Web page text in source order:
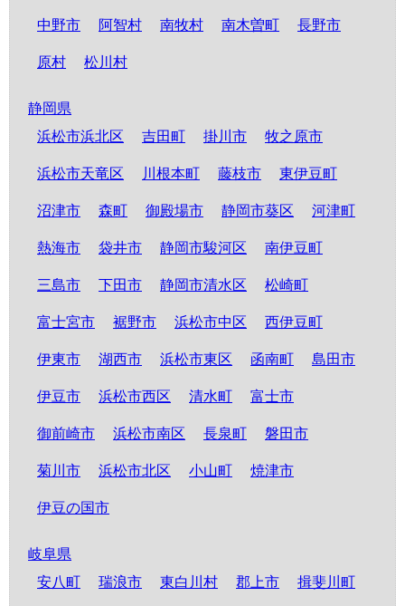
中野市 阿智村 南牧村 南木曽町 長野市
原村 松川村
静岡県
浜松市浜北区
吉田町 掛川市 牧之原市
浜松市天竜区 川根本町 藤枝市 東伊豆町
沼津市 森町 御殿場市 静岡市葵区 河津町
熱海市 袋井市 静岡市駿河区 南伊豆町
三島市 下田市 静岡市清水区 松崎町
富士宮市 裾野市 浜松市中区 西伊豆町
伊東市 湖西市 浜松市東区 函南町 島田市
伊豆市 浜松市西区 清水町 富士市
御前崎市 浜松市南区 長泉町 磐田市
菊川市 浜松市北区 小山町 焼津市
伊豆の国市
岐阜県
安八町
瑞浪市 東白川村 郡上市 揖斐川町